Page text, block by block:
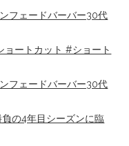
フェードバーバー30代
ートカット #ショート
フェードバーバー30代
の4年目シーズンに臨